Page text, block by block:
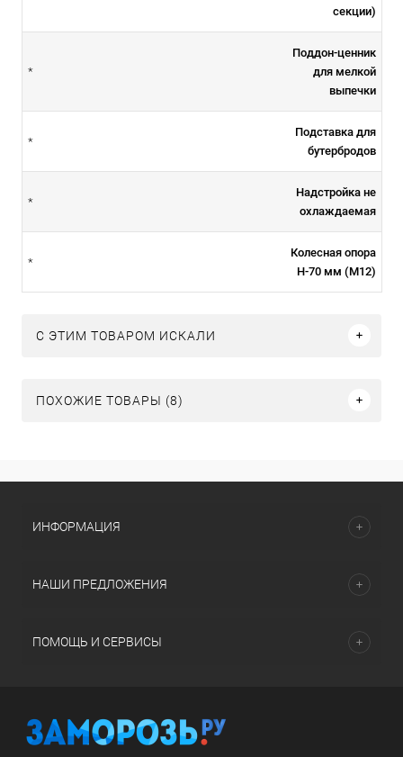
секции)
*
Поддон-ценник
для мелкой
выпечки
*
Подставка для
бутербродов
*
Надстройка не
охлаждаемая
*
Колесная опора
H-70 мм (М12)
C ЭТИМ ТОВАРОМ ИСКАЛИ
ПОХОЖИЕ ТОВАРЫ (8)
ИНФОРМАЦИЯ
НАШИ ПРЕДЛОЖЕНИЯ
ПОМОЩЬ И СЕРВИСЫ